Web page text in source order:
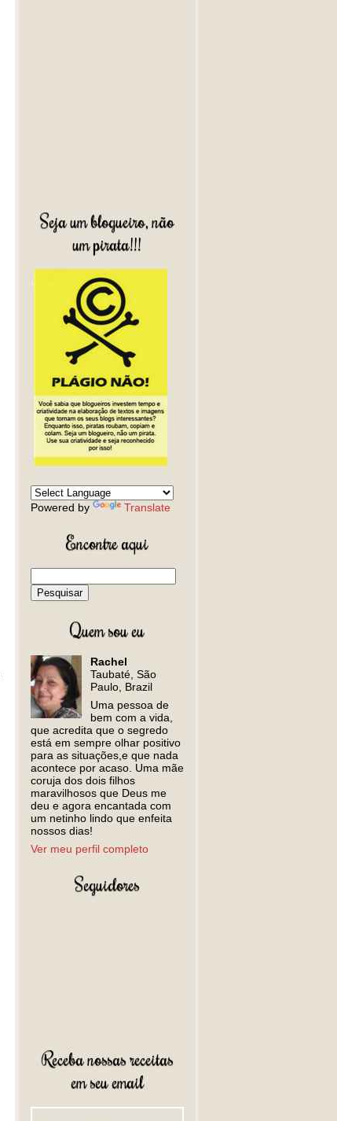
Seja um blogueiro, não
um pirata!!!
Powered by Translate
Encontre aqui
Quem sou eu
Rachel
Taubaté, São
Paulo, Brazil
Uma pessoa de
bem com a vida,
que acredita que o segredo
está em sempre olhar positivo
para as situações,e que nada
acontece por acaso. Uma mãe
coruja dos dois filhos
maravilhosos que Deus me
deu e agora encantada com
um netinho lindo que enfeita
nossos dias!
Ver meu perfil completo
Seguidores
Receba nossas receitas
em seu email